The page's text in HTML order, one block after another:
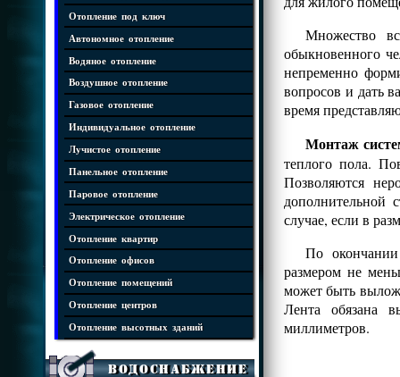
Отопление под ключ
Автономное отопление
Водяное отопление
Воздушное отопление
Газовое отопление
Индивидуальное отопление
Лучистое отопление
Панельное отопление
Паровое отопление
Электрическое отопление
Отопление квартир
Отопление офисов
Отопление помещений
Отопление центров
Отопление высотных зданий
Водоснабжение
Множество
обыкновенного
непременно
вопросов и дать
время
Монтаж
теплого пола.
Позволяются
дополнительной
случае, если в
По
размером не
может быть
Лента обязана
миллиметров.